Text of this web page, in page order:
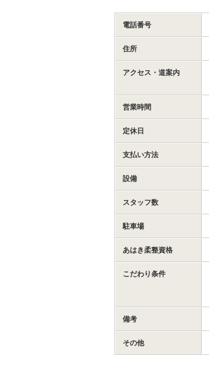
電話番号
住所
アクセス・道案内
営業時間
定休日
支払い方法
設備
スタッフ数
駐車場
あはき柔整資格
こだわり条件
備考
その他